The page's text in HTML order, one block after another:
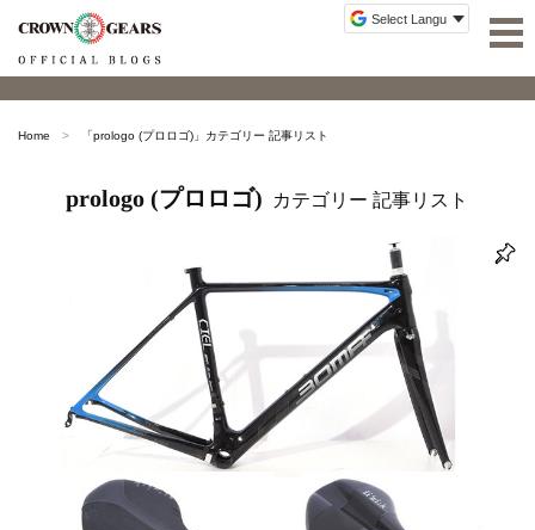
Home 「prologo (プロロゴ) 」カテゴリー 記事リスト
prologo (プロロゴ) カテゴリー 記事リスト